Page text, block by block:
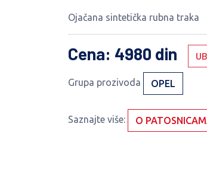
Ojačana sintetička rubna traka
Cena: 4980 din
Grupa prozivoda OPEL
Saznajte više: O